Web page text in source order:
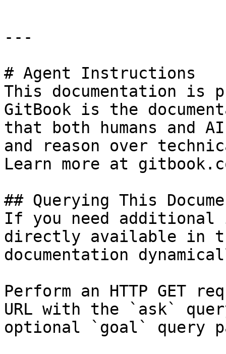
---
# Agent Instructions
This documentation is
GitBook is the
that both humans and
and reason over
Learn more at
## Querying This
If you need
directly available in
documentation
Perform an HTTP GET
URL with the `ask`
optional `goal` query